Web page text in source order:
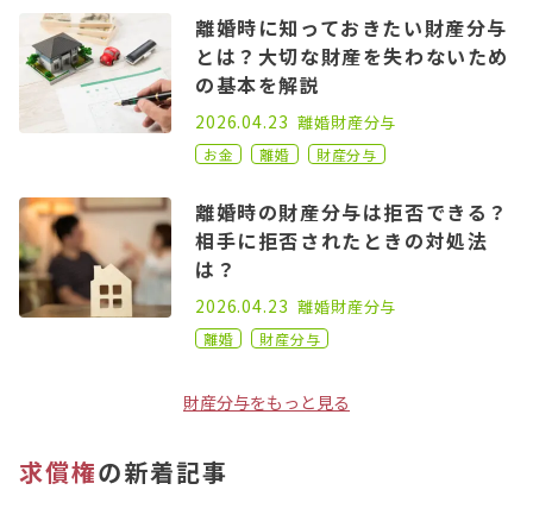
離婚時に知っておきたい財産分与
とは？大切な財産を失わないため
の基本を解説
2020.11.02
2026.04.23 離婚財産分与
お金 離婚 財産分与
離婚時の財産分与は拒否できる？
相手に拒否されたときの対処法
は？
2022.08.03
2026.04.23 離婚財産分与
離婚 財産分与
財産分与をもっと見る
求償権の新着記事